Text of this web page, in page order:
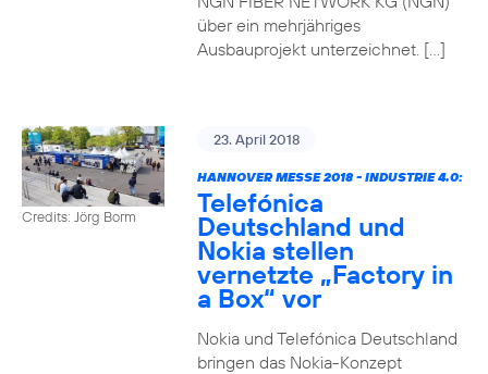
über ein mehrjähriges
Ausbauprojekt unterzeichnet. […]
Credits: Jörg Borm
23. April 2018
HANNOVER MESSE 2018 - INDUSTRIE 4.0:
Telefónica
Deutschland und
Nokia stellen
vernetzte „Factory in
a Box“ vor
Nokia und Telefónica Deutschland
bringen das Nokia-Konzept